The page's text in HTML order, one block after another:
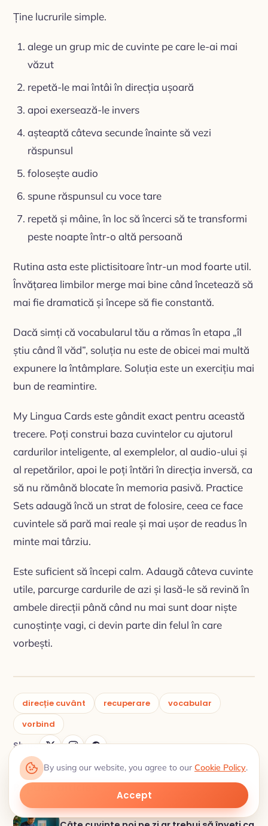
Ține lucrurile simple.
alege un grup mic de cuvinte pe care le-ai mai
văzut
repetă-le mai întâi în direcția ușoară
apoi exersează-le invers
așteaptă câteva secunde înainte să vezi
răspunsul
folosește audio
spune răspunsul cu voce tare
repetă și mâine, în loc să încerci să te transformi
peste noapte într-o altă persoană
Rutina asta este plictisitoare într-un mod foarte util.
Învățarea limbilor merge mai bine când încetează să
mai fie dramatică și începe să fie constantă.
Dacă simți că vocabularul tău a rămas în etapa „îl
știu când îl văd”, soluția nu este de obicei mai multă
expunere la întâmplare. Soluția este un exercițiu mai
bun de reamintire.
My Lingua Cards este gândit exact pentru această
trecere. Poți construi baza cuvintelor cu ajutorul
cardurilor inteligente, al exemplelor, al audio-ului și
al repetărilor, apoi le poți întări în direcția inversă, ca
să nu rămână blocate în memoria pasivă. Practice
Sets adaugă încă un strat de folosire, ceea ce face
cuvintele să pară mai reale și mai ușor de readus în
minte mai târziu.
Este suficient să începi calm. Adaugă câteva cuvinte
utile, parcurge cardurile de azi și lasă-le să revină în
ambele direcții până când nu mai sunt doar niște
cunoștințe vagi, ci devin parte din felul în care
vorbești.
direcție cuvânt recuperare
vocabular
vorbind
Share
Popular articles
By using our website, you agree to our Cookie Policy.
Accept